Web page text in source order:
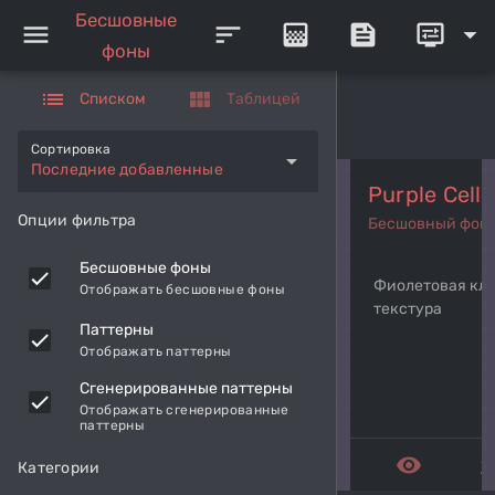
menu
Бесшовные
фоны
sort gradient feed display_settings arrow_drop_down
list Списком view_module Таблицей
Последние добавленные
Сортировка arrow_drop_down
Опции фильтра
Бесшовные фоны
Отображать бесшовные фоны
Паттерны
Отображать паттерны
Сгенерированные паттерны
Отображать сгенерированные
паттерны
Категории
Purple
Бесшовный фон
Фиолетовая
текстура
remove_red_eye